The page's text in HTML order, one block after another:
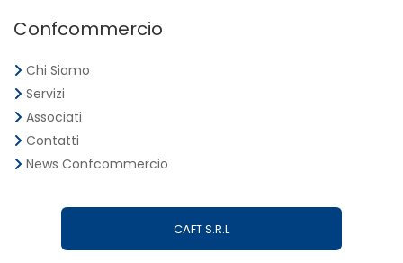
Confcommercio
Chi Siamo
Servizi
Associati
Contatti
News Confcommercio
CAFT S.R.L